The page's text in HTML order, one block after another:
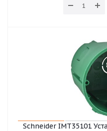
Schneider IMT35101